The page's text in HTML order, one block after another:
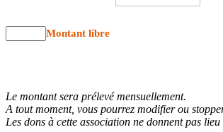
Montant libre
Le montant sera prélevé mensuellement.
A tout moment, vous pourrez modifier ou
Les dons à cette association ne donnent pas